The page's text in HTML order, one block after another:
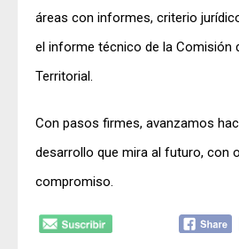
áreas con informes, criterio
el informe técnico de la Comisión
Territorial.
Con pasos firmes, avanzamos
desarrollo que mira al futuro, con
compromiso.